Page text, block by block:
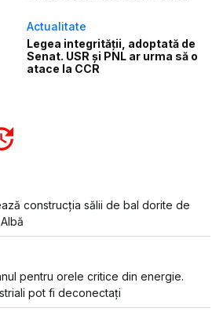
Actualitate
Legea integrității, adoptată de
Senat. USR și PNL ar urma să o
atace la CCR
construcția sălii de bal dorite de
pentru orele critice din energie.
pot fi deconectați